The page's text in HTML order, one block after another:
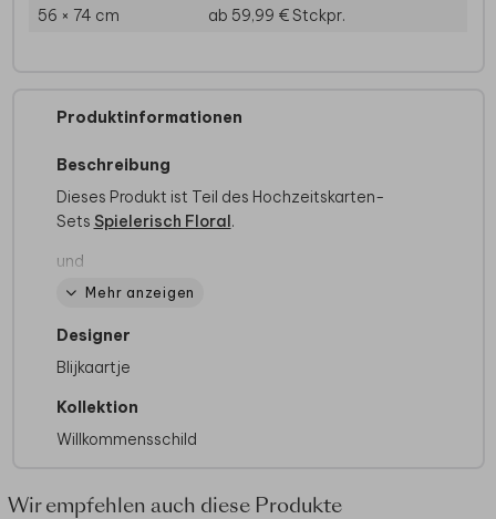
56 × 74 cm
ab 59,99 €Stckpr.
Produktinformationen
Beschreibung
Dieses Produkt ist Teil des Hochzeitskarten-
Sets Spielerisch Floral.
und
Fieldflowers".
- Dieses Schild ist aus Reboard-Karton
gefertigt.
Dicke: 10 mm.
-Nachhaltig: aus Karton hergestellt, 100%
Außergewöhnlich leichtes Material mit
Verfügt im Inneren über eine einzigartige
Mehr anzeigen
Designer
Blijkaartje
Kollektion
Willkommensschild
Wir empfehlen auch diese Produkte